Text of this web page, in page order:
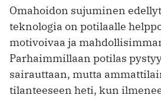
Omahoidon sujuminen
teknologia on potilaalle
motivoivaa ja
Parhaimmillaan potilas
sairauttaan, mutta
tilanteeseen heti, kun